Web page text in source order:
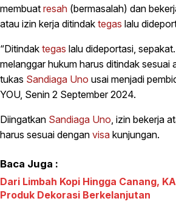
membuat resah (bermasalah) dan
atau izin kerja ditindak tegas lalu
“Ditindak tegas lalu dideportasi,
melanggar hukum harus ditindak sesuai
tukas Sandiaga Uno usai menjadi
YOU, Senin 2 September 2024.
Diingatkan Sandiaga Uno , izin bekerja
harus sesuai dengan visa kunjungan.
Baca Juga :
Dari Limbah Kopi Hingga Canang,
Produk Dekorasi Berkelanjutan